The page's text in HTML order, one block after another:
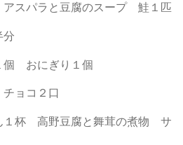
ラと豆腐のスープ 鮭１匹
おにぎり１個
ョコ２口
高野豆腐と舞茸の煮物 サ